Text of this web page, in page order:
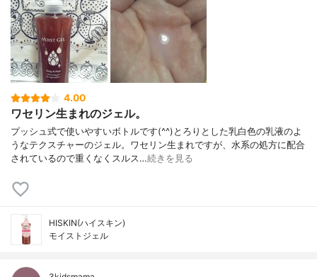
4.00
ワセリン生まれのジェル。
プッシュ式で使いやすいボトルです(^^)とろりとした乳白色の乳液のよ
うなテクスチャーのジェル。ワセリン生まれですが、水系の処方に配合
されているので重くなくスルス…続きを見る
HISKIN(ハイスキン)
モイストジェル